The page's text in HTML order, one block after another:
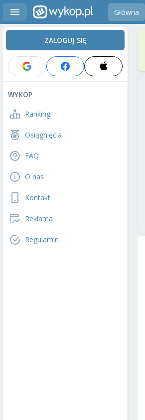
Główna
ZALOGUJ SIĘ
WYKOP
Ranking
Osiągnięcia
FAQ
O nas
Kontakt
Reklama
Regulamin